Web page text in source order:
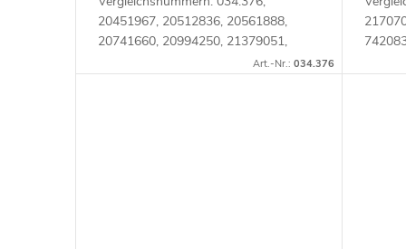
20451967, 20512836, 20561888,
20741660, 20994250, 21379051,
21707055, 21991154, 23616961,
Art.-Nr.:034.376